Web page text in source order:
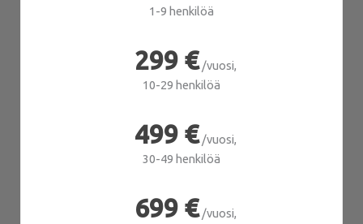
1-9 henkilöä
299 €/vuosi,
10-29 henkilöä
499 €/vuosi,
30-49 henkilöä
699 €/vuosi,